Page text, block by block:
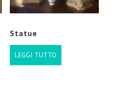
Statue
LEGGI TUTTO